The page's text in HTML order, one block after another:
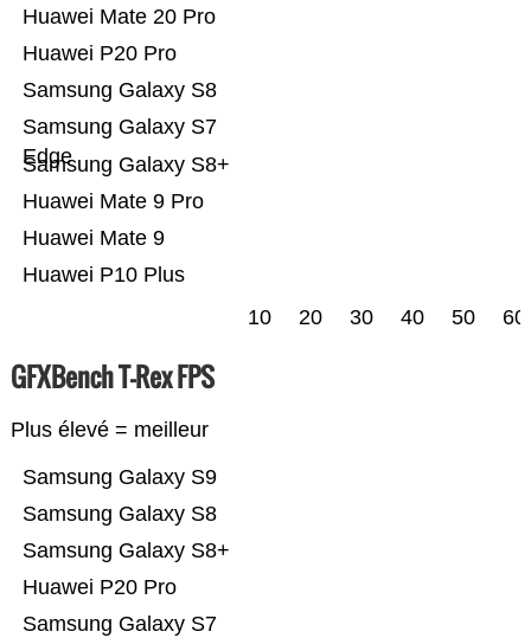
Huawei P10 Plus
Huawei Mate 9
Huawei Mate 9 Pro
Samsung Galaxy S8+
Samsung Galaxy S7
Edge
Samsung Galaxy S8
Huawei P20 Pro
Huawei Mate 20 Pro
10 20 30 40 50 60
GFXBench T-Rex FPS
Plus élevé = meilleur
Samsung Galaxy S7
Huawei P20 Pro
Samsung Galaxy S8+
Samsung Galaxy S8
Samsung Galaxy S9